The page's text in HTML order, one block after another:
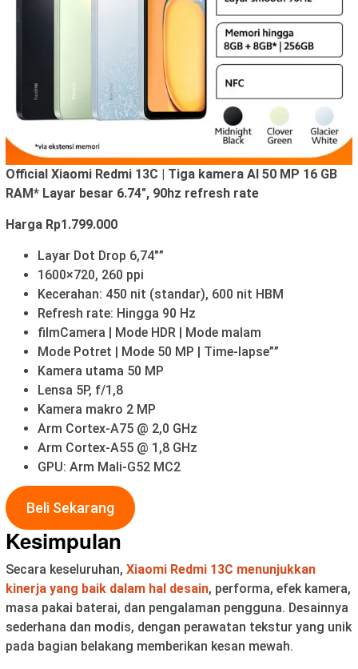
Official Xiaomi Redmi 13C | Tiga kamera AI 50 MP 16 GB
RAM* Layar besar 6.74″, 90hz refresh rate
Harga Rp1.799.000
Layar Dot Drop 6,74″”
1600×720, 260 ppi
Kecerahan: 450 nit (standar), 600 nit HBM
Refresh rate: Hingga 90 Hz
filmCamera | Mode HDR | Mode malam
Mode Potret | Mode 50 MP | Time-lapse””
Kamera utama 50 MP
Lensa 5P, f/1,8
Kamera makro 2 MP
Arm Cortex-A75 @ 2,0 GHz
Arm Cortex-A55 @ 1,8 GHz
GPU: Arm Mali-G52 MC2
Beli Sekarang
Kesimpulan
Secara keseluruhan, Xiaomi Redmi 13C menunjukkan
kinerja yang baik dalam hal desain, performa, efek kamera,
masa pakai baterai, dan pengalaman pengguna. Desainnya
sederhana dan modis, dengan perawatan tekstur yang unik
pada bagian belakang memberikan kesan mewah.